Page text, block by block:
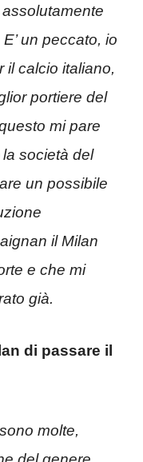
E’ un peccato, io
il calcio italiano,
portiere del
mi pare
società del
un possibile
il Milan
e che mi
già.
di passare il
molte,